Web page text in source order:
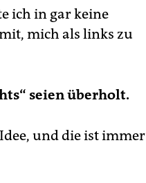
ich in gar keine
mich als links zu
seien überholt.
und die ist immer